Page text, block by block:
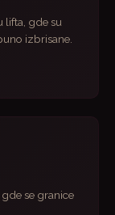
lifta, gde su
izbrisane.
se granice